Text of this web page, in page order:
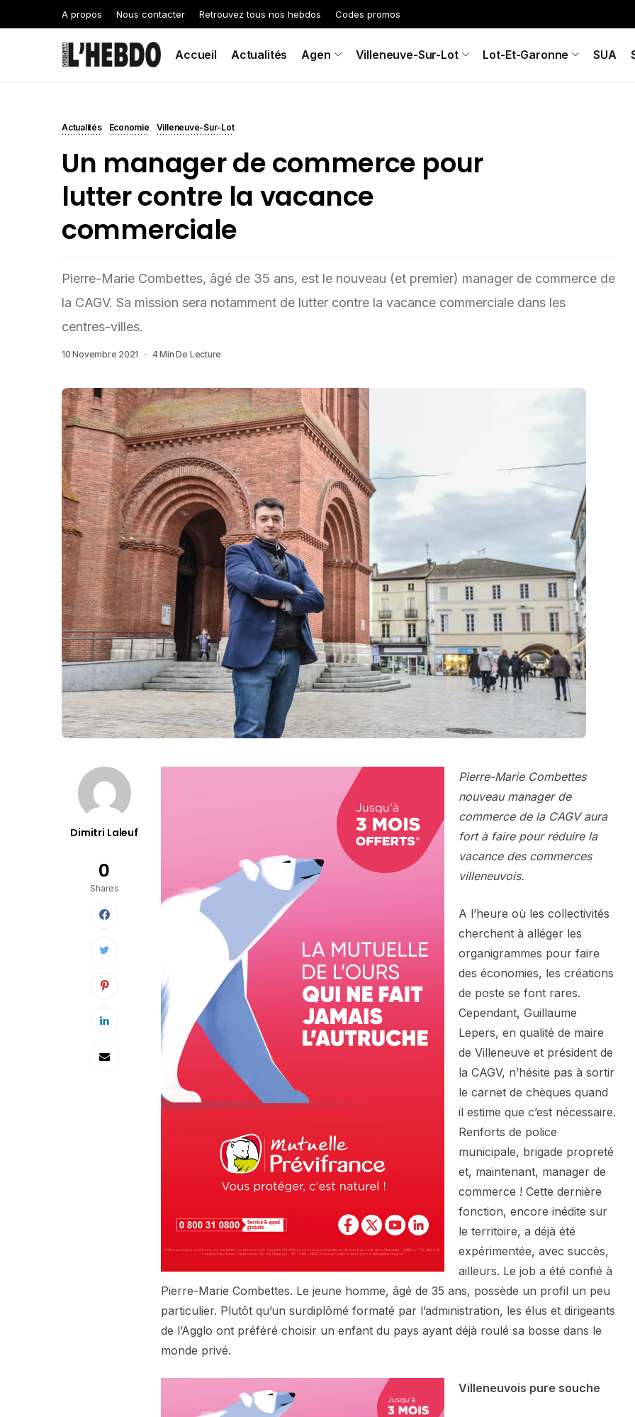
A propos Nous contacter Retrouvez tous nos hebdos Codes promos
Accueil Actualités Agen Villeneuve-Sur-Lot Lot-Et-Garonne SUA
Actualités Economie Villeneuve-Sur-Lot
Un manager de commerce pour
lutter contre la vacance
commerciale
Pierre-Marie Combettes, âgé de 35 ans, est le nouveau (et premier) manager de commerce de
la CAGV. Sa mission sera notamment de lutter contre la vacance commerciale dans les
centres-villes.
10 Novembre 2021 4 Min De Lecture
Dimitri Laleuf
0
Shares
Pierre-Marie Combettes
nouveau manager de
commerce de la CAGV aura
fort à faire pour réduire la
vacance des commerces
villeneuvois.
A l’heure où les collectivités
cherchent à alléger les
organigrammes pour faire
des économies, les créations
de poste se font rares.
Cependant, Guillaume
Lepers, en qualité de maire
de Villeneuve et président de
la CAGV, n’hésite pas à sortir
le carnet de chèques quand
il estime que c’est nécessaire.
Renforts de police
municipale, brigade propreté
et, maintenant, manager de
commerce ! Cette dernière
fonction, encore inédite sur
le territoire, a déjà été
expérimentée, avec succès,
ailleurs. Le job a été confié à
Pierre-Marie Combettes. Le jeune homme, âgé de 35 ans, possède un profil un peu
particulier. Plutôt qu’un surdiplômé formaté par l’administration, les élus et dirigeants
de l’Agglo ont préféré choisir un enfant du pays ayant déjà roulé sa bosse dans le
monde privé.
Villeneuvois pure souche